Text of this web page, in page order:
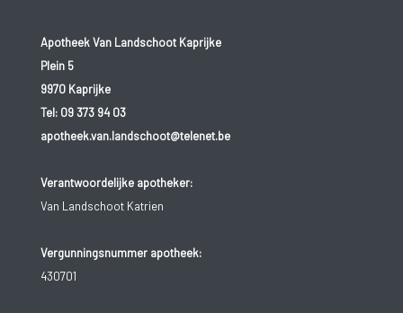
Apotheek Van Landschoot Kaprijke
Plein 5
9970 Kaprijke
Tel: 09 373 94 03
apotheek.van.landschoot@telenet.be
Verantwoordelijke apotheker:
Van Landschoot Katrien
Vergunningsnummer apotheek:
430701